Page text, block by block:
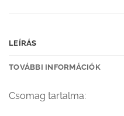
LEÍRÁS
TOVÁBBI INFORMÁCIÓK
Csomag tartalma: